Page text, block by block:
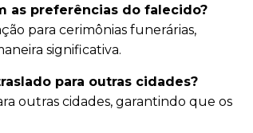
as preferências do falecido?
para cerimônias funerárias,
significativa.
para outras cidades?
outras cidades, garantindo que os